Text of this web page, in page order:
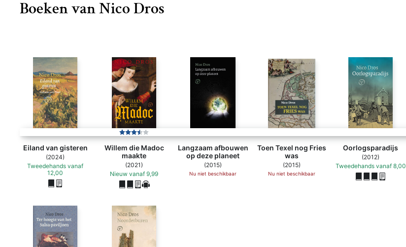
Boeken van Nico Dros
Eiland van gisteren
(2024)
Tweedehands vanaf
12,00
Willem die Madoc
maakte
(2021)
Nieuw vanaf 9,99
Langzaam afbouwen
op deze planeet
(2015)
Nu niet beschikbaar
Toen Texel nog Fries
was
(2015)
Nu niet beschikbaar
Oorlogsparadijs
(2012)
Tweedehands vanaf 8,00